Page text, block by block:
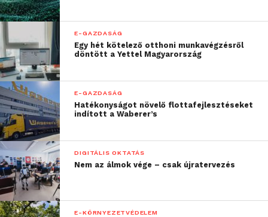
E-GAZDASÁG
Egy hét kötelező otthoni munkavégzésről
döntött a Yettel Magyarország
E-GAZDASÁG
Hatékonyságot növelő flottafejlesztéseket
indított a Waberer’s
DIGITÁLIS OKTATÁS
Nem az álmok vége – csak újratervezés
E-KÖRNYEZETVÉDELEM